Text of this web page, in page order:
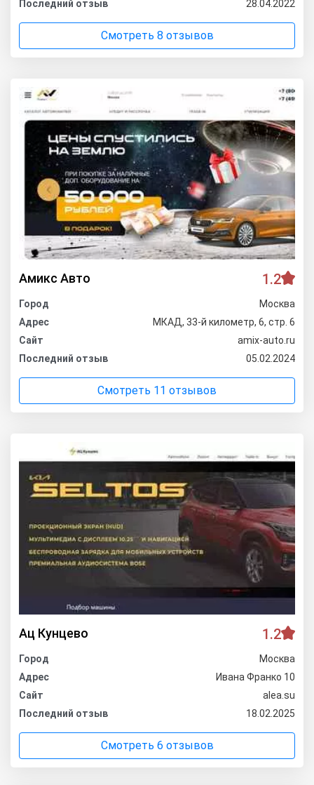
Последний отзыв
28.04.2022
Смотреть 8 отзывов
Амикс Авто 1.2
Город
Москва
Адрес
МКАД, 33-й километр, 6, стр. 6
Сайт
amix-auto.ru
Последний отзыв
05.02.2024
Смотреть 11 отзывов
Ац Кунцево 1.2
Город
Москва
Адрес
Ивана Франко 10
Сайт
alea.su
Последний отзыв
18.02.2025
Смотреть 6 отзывов